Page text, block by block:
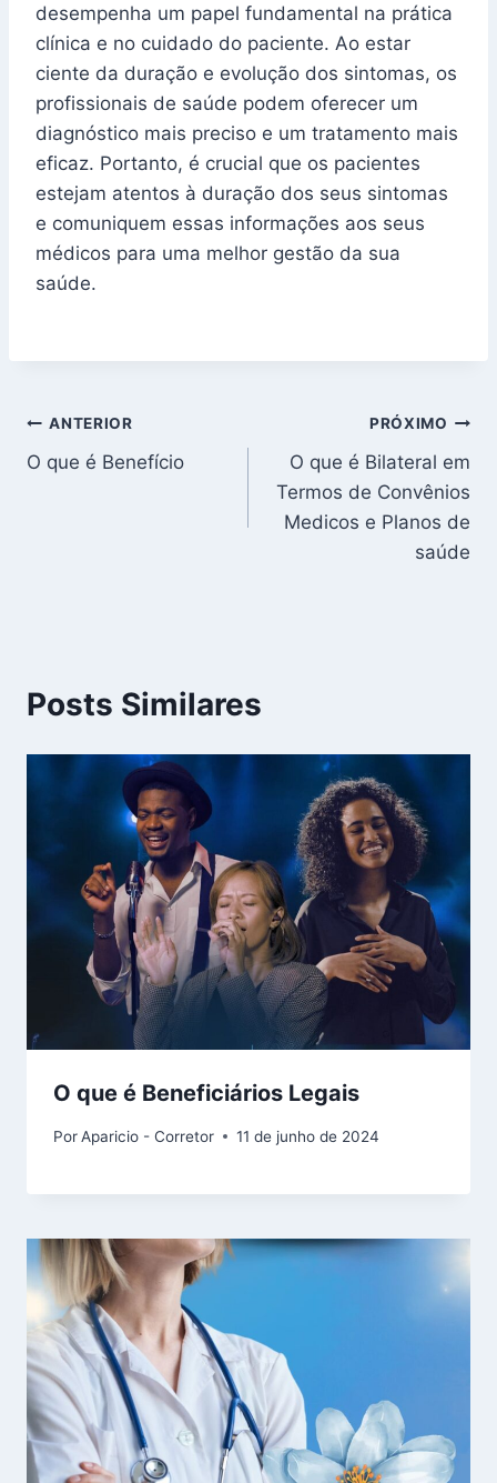
desempenha um papel fundamental na prática
clínica e no cuidado do paciente. Ao estar
ciente da duração e evolução dos sintomas, os
profissionais de saúde podem oferecer um
diagnóstico mais preciso e um tratamento mais
eficaz. Portanto, é crucial que os pacientes
estejam atentos à duração dos seus sintomas
e comuniquem essas informações aos seus
médicos para uma melhor gestão da sua
saúde.
Navegação
de
ANTERIOR
O que é Benefício
PRÓXIMO
O que é Bilateral em
Termos de Convênios
Medicos e Planos de
saúde
Posts Similares
O que é Beneficiários Legais
PorAparicio - Corretor 11 de junho de 2024